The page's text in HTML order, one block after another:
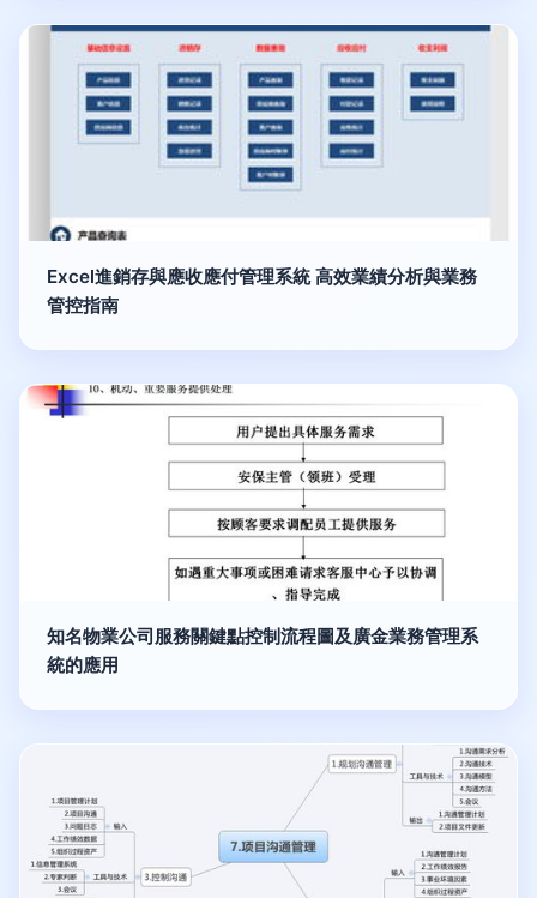
Excel進銷存與應收應付管理系統 高效業績分析與業務
管控指南
知名物業公司服務關鍵點控制流程圖及廣金業務管理系
統的應用